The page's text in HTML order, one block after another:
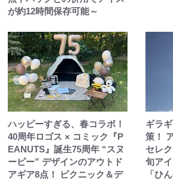
が約12時間保存可能～
ハッピーすぎる、春コラボ！
40周年ロゴス × コミック『P
EANUTS』誕生75周年 “スヌ
ーピー” デザインのアウトド
アギア8点！ ピクニック＆デ
ギラ
策！
セレ
旬ア
「ひ